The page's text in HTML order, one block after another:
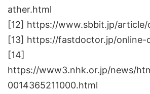
ather.html
[12] https://www.sbbit.jp/article/
[13] https://fastdoctor.jp/online-
[14]
https://www3.nhk.or.jp/news/
0014365211000.html